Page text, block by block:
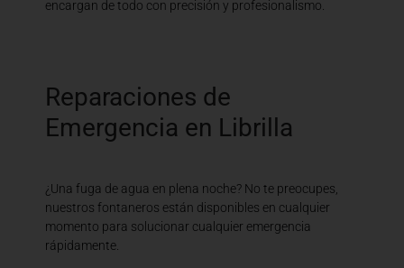
encargan de todo con precisión y profesionalismo.
Reparaciones de
Emergencia en Librilla
¿Una fuga de agua en plena noche? No te preocupes,
nuestros fontaneros están disponibles en cualquier
momento para solucionar cualquier emergencia
rápidamente.